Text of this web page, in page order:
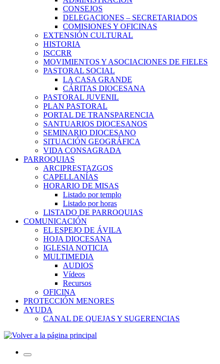
CONSEJOS
DELEGACIONES – SECRETARIADOS
COMISIONES Y OFICINAS
EXTENSIÓN CULTURAL
HISTORIA
ISCCRR
MOVIMIENTOS Y ASOCIACIONES DE FIELES
PASTORAL SOCIAL
LA CASA GRANDE
CÁRITAS DIOCESANA
PASTORAL JUVENIL
PLAN PASTORAL
PORTAL DE TRANSPARENCIA
SANTUARIOS DIOCESANOS
SEMINARIO DIOCESANO
SITUACIÓN GEOGRÁFICA
VIDA CONSAGRADA
PARROQUIAS
ARCIPRESTAZGOS
CAPELLANÍAS
HORARIO DE MISAS
Listado por templo
Listado por horas
LISTADO DE PARROQUIAS
COMUNICACIÓN
EL ESPEJO DE ÁVILA
HOJA DIOCESANA
IGLESIA NOTICIA
MULTIMEDIA
AUDIOS
Vídeos
Recursos
OFICINA
PROTECCIÓN MENORES
AYUDA
CANAL DE QUEJAS Y SUGERENCIAS
Menú